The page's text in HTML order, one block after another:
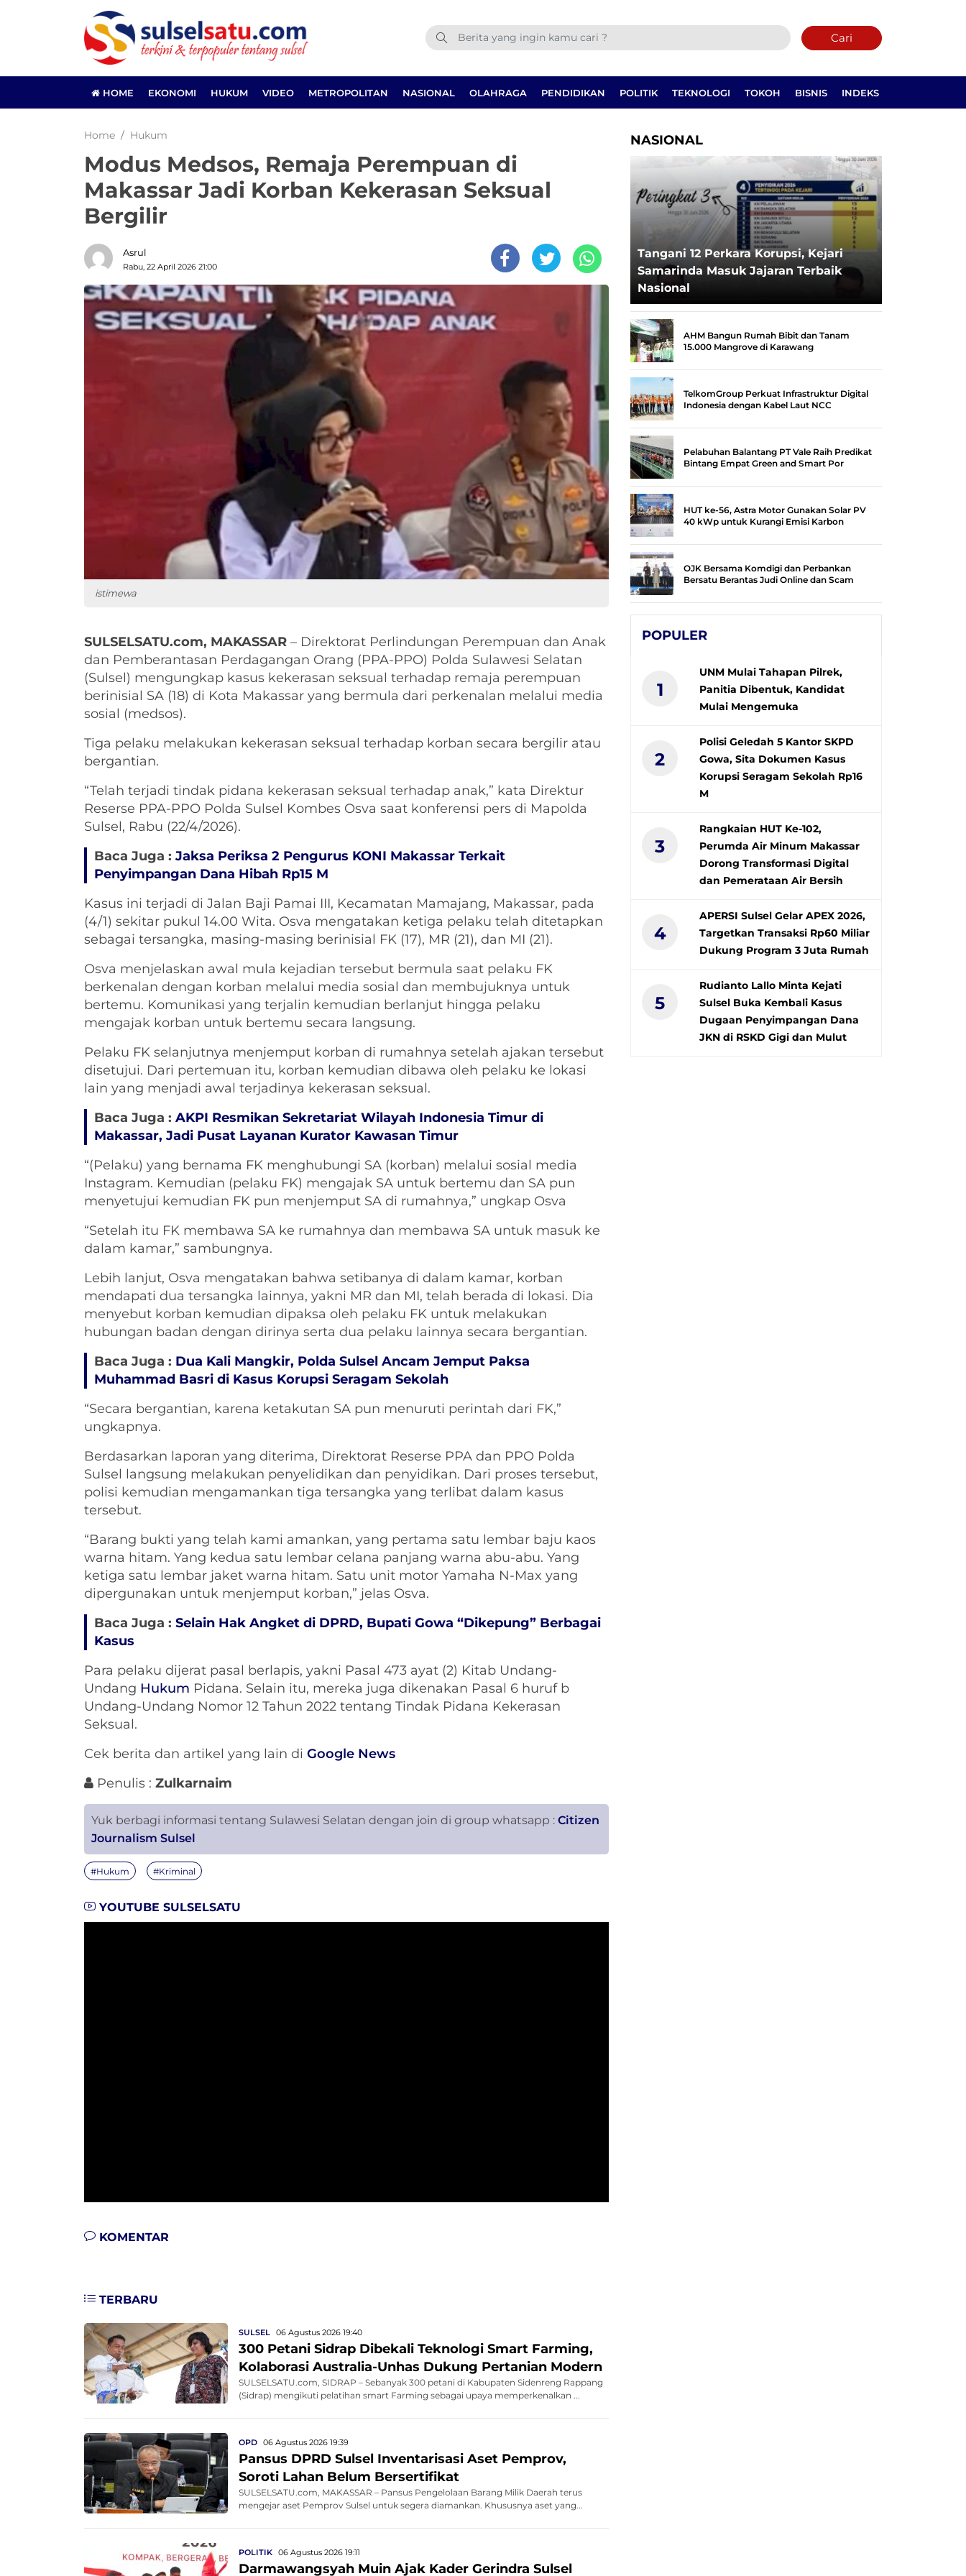
Cari
HOME EKONOMI HUKUM VIDEO METROPOLITAN NASIONAL OLAHRAGA PENDIDIKAN POLITIK TEKNOLOGI TOKOH BISNIS INDEKS
Home Hukum
Modus Medsos, Remaja Perempuan di
Makassar Jadi Korban Kekerasan Seksual
Bergilir
Asrul
Rabu, 22 April 2026 21:00
istimewa
SULSELSATU.com, MAKASSAR – Direktorat Perlindungan Perempuan dan Anak
dan Pemberantasan Perdagangan Orang (PPA-PPO) Polda Sulawesi Selatan
(Sulsel) mengungkap kasus kekerasan seksual terhadap remaja perempuan
berinisial SA (18) di Kota Makassar yang bermula dari perkenalan melalui media
sosial (medsos).
Tiga pelaku melakukan kekerasan seksual terhadap korban secara bergilir atau
bergantian.
“Telah terjadi tindak pidana kekerasan seksual terhadap anak,” kata Direktur
Reserse PPA-PPO Polda Sulsel Kombes Osva saat konferensi pers di Mapolda
Sulsel, Rabu (22/4/2026).
Baca Juga : Jaksa Periksa 2 Pengurus KONI Makassar Terkait
Penyimpangan Dana Hibah Rp15 M
Kasus ini terjadi di Jalan Baji Pamai III, Kecamatan Mamajang, Makassar, pada
(4/1) sekitar pukul 14.00 Wita. Osva mengatakan ketiga pelaku telah ditetapkan
sebagai tersangka, masing-masing berinisial FK (17), MR (21), dan MI (21).
Osva menjelaskan awal mula kejadian tersebut bermula saat pelaku FK
berkenalan dengan korban melalui media sosial dan membujuknya untuk
bertemu. Komunikasi yang terjalin kemudian berlanjut hingga pelaku
mengajak korban untuk bertemu secara langsung.
Pelaku FK selanjutnya menjemput korban di rumahnya setelah ajakan tersebut
disetujui. Dari pertemuan itu, korban kemudian dibawa oleh pelaku ke lokasi
lain yang menjadi awal terjadinya kekerasan seksual.
Baca Juga : AKPI Resmikan Sekretariat Wilayah Indonesia Timur di
Makassar, Jadi Pusat Layanan Kurator Kawasan Timur
“(Pelaku) yang bernama FK menghubungi SA (korban) melalui sosial media
Instagram. Kemudian (pelaku FK) mengajak SA untuk bertemu dan SA pun
menyetujui kemudian FK pun menjemput SA di rumahnya,” ungkap Osva
“Setelah itu FK membawa SA ke rumahnya dan membawa SA untuk masuk ke
dalam kamar,” sambungnya.
Lebih lanjut, Osva mengatakan bahwa setibanya di dalam kamar, korban
mendapati dua tersangka lainnya, yakni MR dan MI, telah berada di lokasi. Dia
menyebut korban kemudian dipaksa oleh pelaku FK untuk melakukan
hubungan badan dengan dirinya serta dua pelaku lainnya secara bergantian.
Baca Juga : Dua Kali Mangkir, Polda Sulsel Ancam Jemput Paksa
Muhammad Basri di Kasus Korupsi Seragam Sekolah
“Secara bergantian, karena ketakutan SA pun menuruti perintah dari FK,”
ungkapnya.
Berdasarkan laporan yang diterima, Direktorat Reserse PPA dan PPO Polda
Sulsel langsung melakukan penyelidikan dan penyidikan. Dari proses tersebut,
polisi kemudian mengamankan tiga tersangka yang terlibat dalam kasus
tersebut.
“Barang bukti yang telah kami amankan, yang pertama satu lembar baju kaos
warna hitam. Yang kedua satu lembar celana panjang warna abu-abu. Yang
ketiga satu lembar jaket warna hitam. Satu unit motor Yamaha N-Max yang
dipergunakan untuk menjemput korban,” jelas Osva.
Baca Juga : Selain Hak Angket di DPRD, Bupati Gowa “Dikepung” Berbagai
Kasus
Para pelaku dijerat pasal berlapis, yakni Pasal 473 ayat (2) Kitab Undang-
Undang Hukum Pidana. Selain itu, mereka juga dikenakan Pasal 6 huruf b
Undang-Undang Nomor 12 Tahun 2022 tentang Tindak Pidana Kekerasan
Seksual.
Cek berita dan artikel yang lain di Google News
Penulis : Zulkarnaim
Yuk berbagi informasi tentang Sulawesi Selatan dengan join di group whatsapp : Citizen
Journalism Sulsel
#Hukum #Kriminal
YOUTUBE SULSELSATU
KOMENTAR
TERBARU
SULSEL 06 Agustus 2026 19:40
300 Petani Sidrap Dibekali Teknologi Smart Farming,
Kolaborasi Australia-Unhas Dukung Pertanian Modern
SULSELSATU.com, SIDRAP – Sebanyak 300 petani di Kabupaten Sidenreng Rappang
(Sidrap) mengikuti pelatihan smart Farming sebagai upaya memperkenalkan ...
OPD 06 Agustus 2026 19:39
Pansus DPRD Sulsel Inventarisasi Aset Pemprov,
Soroti Lahan Belum Bersertifikat
SULSELSATU.com, MAKASSAR – Pansus Pengelolaan Barang Milik Daerah terus
mengejar aset Pemprov Sulsel untuk segera diamankan. Khususnya aset yang...
POLITIK 06 Agustus 2026 19:11
Darmawangsyah Muin Ajak Kader Gerindra Sulsel
NASIONAL
Tangani 12 Perkara Korupsi, Kejari
Samarinda Masuk Jajaran Terbaik
Nasional
AHM Bangun Rumah Bibit dan Tanam
15.000 Mangrove di Karawang
TelkomGroup Perkuat Infrastruktur Digital
Indonesia dengan Kabel Laut NCC
Pelabuhan Balantang PT Vale Raih Predikat
Bintang Empat Green and Smart Por
HUT ke-56, Astra Motor Gunakan Solar PV
40 kWp untuk Kurangi Emisi Karbon
OJK Bersama Komdigi dan Perbankan
Bersatu Berantas Judi Online dan Scam
POPULER
1
UNM Mulai Tahapan Pilrek,
Panitia Dibentuk, Kandidat
Mulai Mengemuka
2
Polisi Geledah 5 Kantor SKPD
Gowa, Sita Dokumen Kasus
Korupsi Seragam Sekolah Rp16
M
3
Rangkaian HUT Ke-102,
Perumda Air Minum Makassar
Dorong Transformasi Digital
dan Pemerataan Air Bersih
4
APERSI Sulsel Gelar APEX 2026,
Targetkan Transaksi Rp60 Miliar
Dukung Program 3 Juta Rumah
5
Rudianto Lallo Minta Kejati
Sulsel Buka Kembali Kasus
Dugaan Penyimpangan Dana
JKN di RSKD Gigi dan Mulut